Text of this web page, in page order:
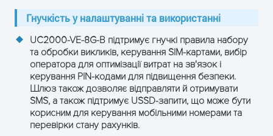
Гнучкість у налаштуванні та використанні
UC2000-VE-8G-B підтримує гнучкі правила набору
та обробки викликів, керування SIM-картами, вибір
оператора для оптимізації витрат на зв'язок і
керування PIN-кодами для підвищення безпеки.
Шлюз також дозволяє відправляти й отримувати
SMS, а також підтримує USSD-запити, що може бути
корисним для керування мобільними номерами та
перевірки стану рахунків.